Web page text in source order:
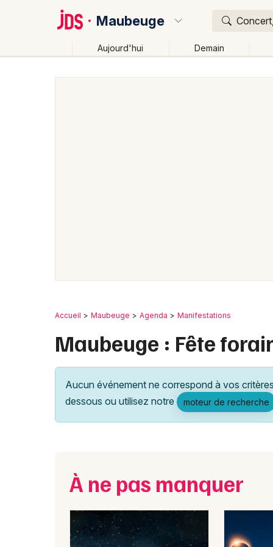
Maubeuge
Aujourd'hui Demain
Accueil Maubeuge Agenda Manifestations
Maubeuge : Fête
Aucun événement ne correspond à vos
dessous ou utilisez notre
moteur de recherche
À ne pas manquer